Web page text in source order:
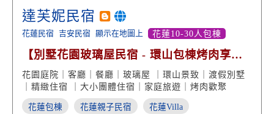
達芙妮民宿
花蓮民宿 吉安民宿 顯示在地圖上 花蓮10-30人包棟
【別墅花園玻璃屋民宿 - 環山包棟烤肉享
受】
花園庭院｜客廳｜餐廳｜玻璃屋 ｜環山景致｜渡假別墅
｜精緻住宿 ｜大小團體住宿｜家庭旅遊｜烤肉歡聚
花蓮包棟 花蓮親子民宿 花蓮Villa